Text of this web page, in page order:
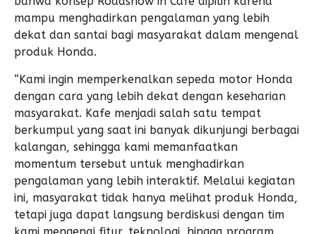
mampu menghadirkan pengalaman yang lebih
dekat dan santai bagi masyarakat dalam mengenal
produk Honda.
“Kami ingin memperkenalkan sepeda motor Honda
dengan cara yang lebih dekat dengan keseharian
masyarakat. Kafe menjadi salah satu tempat
berkumpul yang saat ini banyak dikunjungi berbagai
kalangan, sehingga kami memanfaatkan
momentum tersebut untuk menghadirkan
pengalaman yang lebih interaktif. Melalui kegiatan
ini, masyarakat tidak hanya melihat produk Honda,
tetapi juga dapat langsung berdiskusi dengan tim